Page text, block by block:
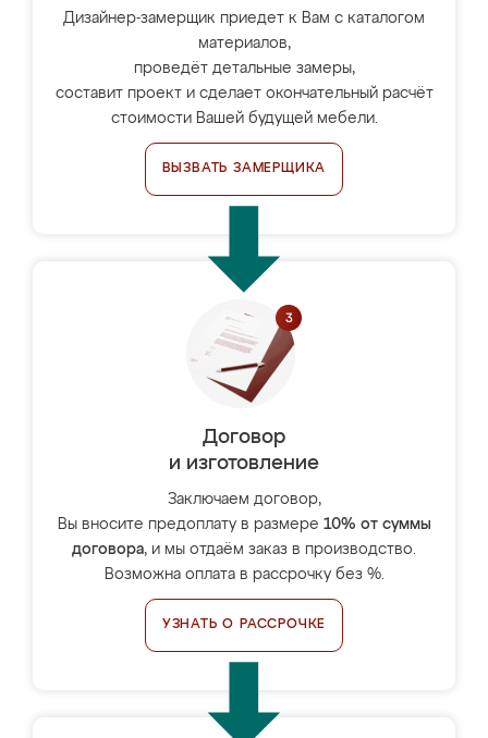
Дизайнер-замерщик приедет к Вам с каталогом
материалов,
проведёт детальные замеры,
составит проект и сделает окончательный расчёт
стоимости Вашей будущей мебели.
ВЫЗВАТЬ ЗАМЕРЩИКА
Договор
и изготовление
Заключаем договор,
Вы вносите предоплату в размере 10% от суммы
договора, и мы отдаём заказ в производство.
Возможна оплата в рассрочку без %.
УЗНАТЬ О РАССРОЧКЕ